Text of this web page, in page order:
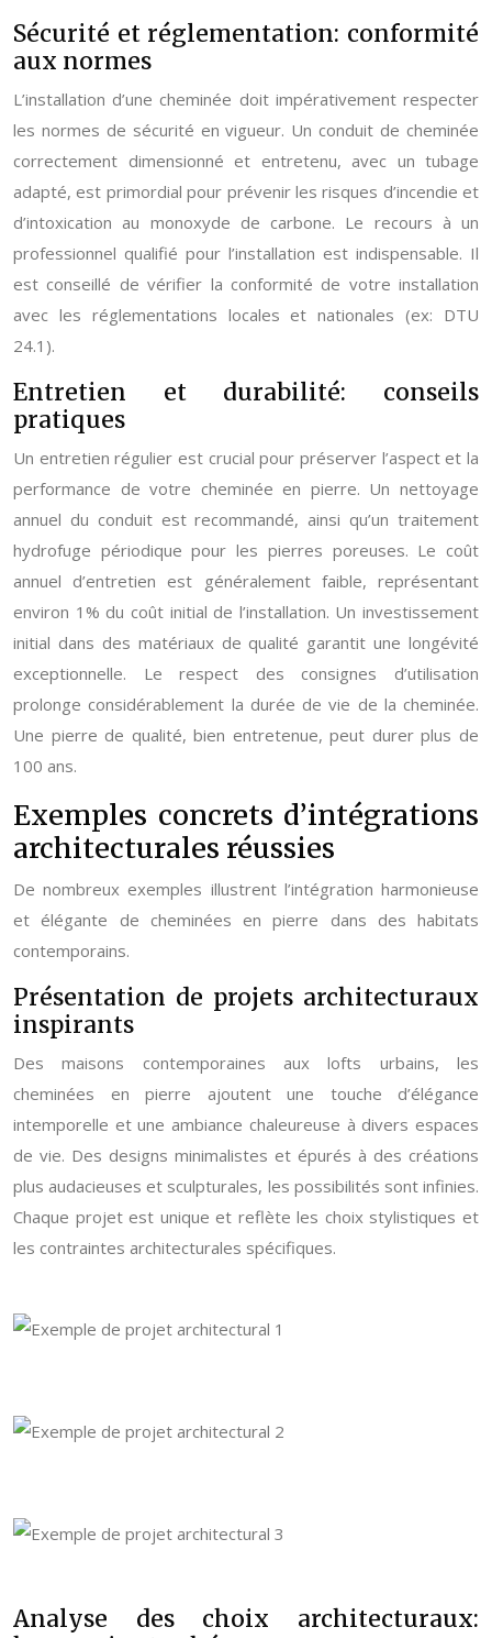
Sécurité et réglementation: conformité
aux normes
L’installation d’une cheminée doit impérativement respecter
les normes de sécurité en vigueur. Un conduit de cheminée
correctement dimensionné et entretenu, avec un tubage
adapté, est primordial pour prévenir les risques d’incendie et
d’intoxication au monoxyde de carbone. Le recours à un
professionnel qualifié pour l’installation est indispensable. Il
est conseillé de vérifier la conformité de votre installation
avec les réglementations locales et nationales (ex: DTU
24.1).
Entretien et durabilité: conseils
pratiques
Un entretien régulier est crucial pour préserver l’aspect et la
performance de votre cheminée en pierre. Un nettoyage
annuel du conduit est recommandé, ainsi qu’un traitement
hydrofuge périodique pour les pierres poreuses. Le coût
annuel d’entretien est généralement faible, représentant
environ 1% du coût initial de l’installation. Un investissement
initial dans des matériaux de qualité garantit une longévité
exceptionnelle. Le respect des consignes d’utilisation
prolonge considérablement la durée de vie de la cheminée.
Une pierre de qualité, bien entretenue, peut durer plus de
100 ans.
Exemples concrets d’intégrations
architecturales réussies
De nombreux exemples illustrent l’intégration harmonieuse
et élégante de cheminées en pierre dans des habitats
contemporains.
Présentation de projets architecturaux
inspirants
Des maisons contemporaines aux lofts urbains, les
cheminées en pierre ajoutent une touche d’élégance
intemporelle et une ambiance chaleureuse à divers espaces
de vie. Des designs minimalistes et épurés à des créations
plus audacieuses et sculpturales, les possibilités sont infinies.
Chaque projet est unique et reflète les choix stylistiques et
les contraintes architecturales spécifiques.
Analyse des choix architecturaux: